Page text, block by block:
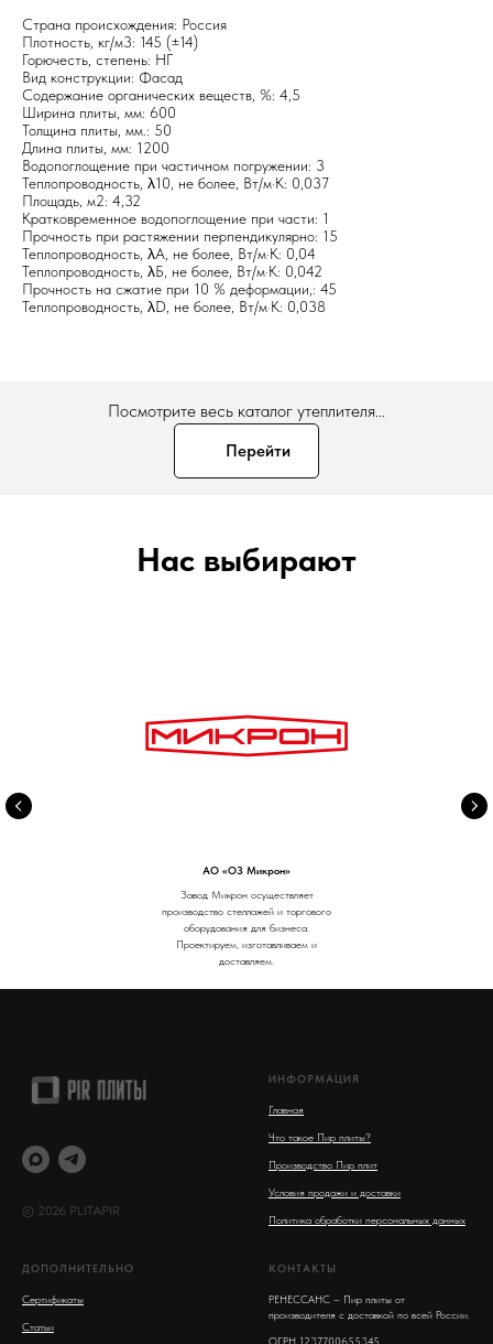
Страна происхождения: Россия
Плотность, кг/м3: 145 (±14)
Горючесть, степень: НГ
Вид конструкции: Фасад
Содержание органических веществ, %: 4,5
Ширина плиты, мм: 600
Толщина плиты, мм.: 50
Длина плиты, мм: 1200
Водопоглощение при частичном погружении: 3
Теплопроводность, λ10, не более, Вт/м·K: 0,037
Площадь, м2: 4,32
Кратковременное водопоглощение при части: 1
Прочность при растяжении перпендикулярно: 15
Теплопроводность, λA, не более, Вт/м·K: 0,04
Теплопроводность, λБ, не более, Вт/м·K: 0,042
Прочность на сжатие при 10 % деформации,: 45
Теплопроводность, λD, не более, Вт/м·K: 0,038
Посмотрите весь каталог утеплителя...
Перейти
Нас выбирают
АО «ОЗ Микрон»
Завод Микрон осуществляет
производство стеллажей и торгового
оборудования для бизнеса.
Проектируем, изготавливаем и
доставляем.
© 2026 PLITAPIR
ИНФОРМАЦИЯ
Главная
Что такое Пир плиты?
Производство Пир плит
Условия продажи и доставки
Политика обработки персональных данных
ДОПОЛНИТЕЛЬНО
Сертификаты
Статьи
КОНТАКТЫ
РЕНЕССАНС – Пир плиты от
производителя с доставкой по всей России.
ОГРН 1237700655345